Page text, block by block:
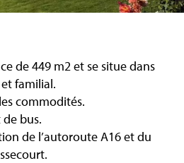
de 449 m2 et se situe dans
familial.
commodités.
de bus.
de l’autoroute A16 et du